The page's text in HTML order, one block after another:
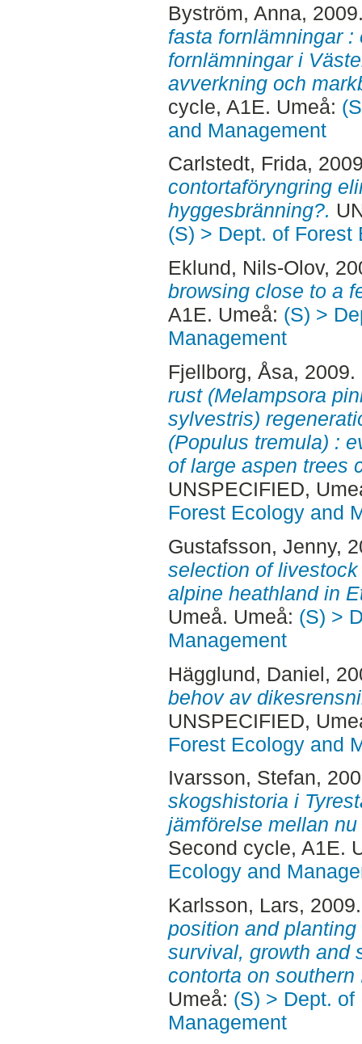
Byström, Anna,
fasta fornlämningar
fornlämningar i
avverkning och
cycle, A1E. Umeå:
and Management
Carlstedt, Frida,
contortaföryngring
hyggesbränning?.
(S) > Dept. of Forest
Eklund, Nils-Olov,
browsing close to a
A1E. Umeå: (S) >
Management
Fjellborg, Åsa, 2009.
rust (Melampsora
sylvestris)
(Populus tremula) :
of large aspen trees
UNSPECIFIED,
Forest Ecology and
Gustafsson, Jenny,
selection of
alpine heathland in
Umeå. Umeå: (S) >
Management
Hägglund, Daniel,
behov av
UNSPECIFIED,
Forest Ecology and
Ivarsson, Stefan,
skogshistoria i
jämförelse mellan
Second cycle, A1E.
Ecology and
Karlsson, Lars,
position and
survival, growth and
contorta on southern
Umeå: (S) > Dept.
Management